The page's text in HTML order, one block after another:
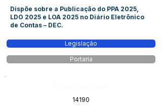
Dispõe sobre a Publicação do PPA 2025,
LDO 2025 e LOA 2025 no Diário Eletrônico
de Contas – DEC.
Legislação
Portaria
14190